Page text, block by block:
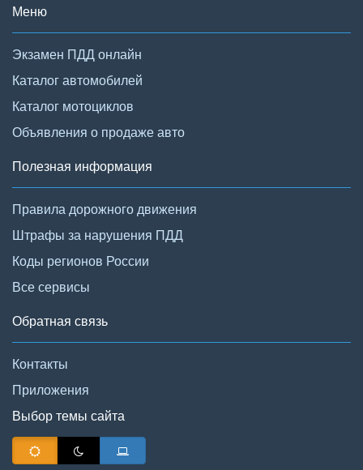
Меню
Экзамен ПДД онлайн
Каталог автомобилей
Каталог мотоциклов
Объявления о продаже авто
Полезная информация
Правила дорожного движения
Штрафы за нарушения ПДД
Коды регионов России
Все сервисы
Обратная связь
Контакты
Приложения
Выбор темы сайта